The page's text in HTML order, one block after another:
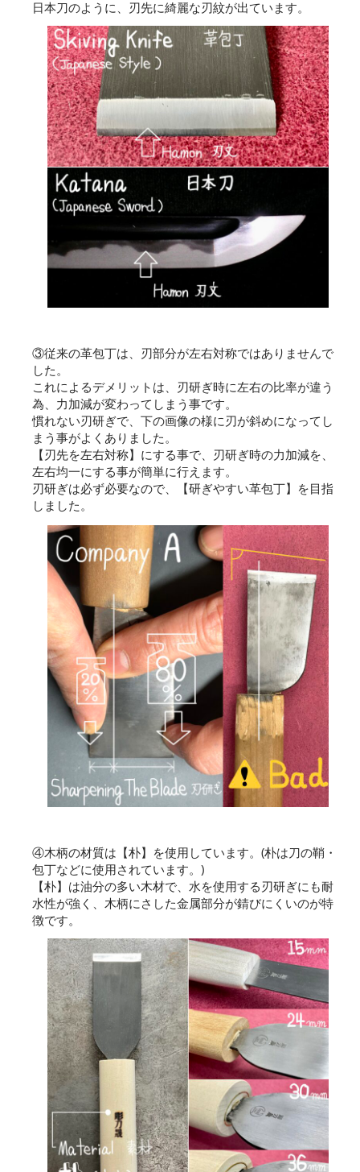
日本刀のように、刃先に綺麗な刃紋が出ています。
③従来の革包丁は、刃部分が左右対称ではありませんで
した。
これによるデメリットは、刃研ぎ時に左右の比率が違う
為、力加減が変わってしまう事です。
慣れない刃研ぎで、下の画像の様に刃が斜めになってし
まう事がよくありました。
【刃先を左右対称】にする事で、刃研ぎ時の力加減を、
左右均一にする事が簡単に行えます。
刃研ぎは必ず必要なので、【研ぎやすい革包丁】を目指
しました。
④木柄の材質は【朴】を使用しています。(朴は刀の鞘・
包丁などに使用されています。)
【朴】は油分の多い木材で、水を使用する刃研ぎにも耐
水性が強く、木柄にさした金属部分が錆びにくいのが特
徴です。